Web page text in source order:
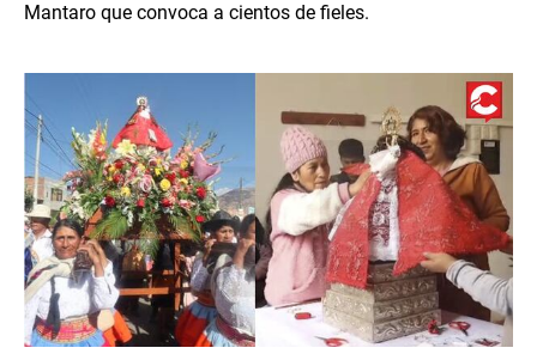
Mantaro que convoca a cientos de fieles.